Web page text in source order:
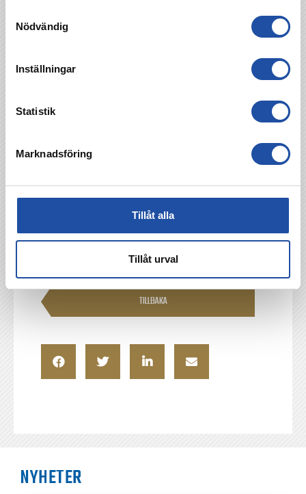
Nödvändig
Inställningar
Statistik
Marknadsföring
Tillåt alla
Tillåt urval
13.00 på Malmö IP
Viaplay sänder matchen – se den
TILLBAKA
NYHETER